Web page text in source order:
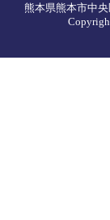
熊本県熊本市中